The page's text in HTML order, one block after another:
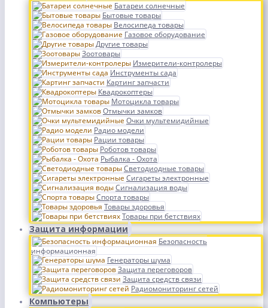
Батареи солнечные
Бытовые товары
Велосипеда товары
Газовое оборудование
Другие товары
Зоотовары
Измерители-контролеры
Инструменты сада
Картинг запчасти
Квадрокоптеры
Мотоцикла товары
Отмычки замков
Очки мультемидийные
Радио модели
Рации товары
Роботов товары
Рыбалка - Охота
Светодиодные товары
Сигареты электронные
Сигнализация воды
Спорта товары
Товары здоровья
Товары при бетствиях
Защита информации
Безопасность
информационная
Генераторы шума
Защита переговоров
Защита средств связи
Радиомониторинг сетей
Компьютеры